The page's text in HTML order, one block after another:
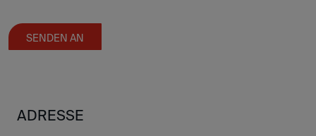
ADRESSE